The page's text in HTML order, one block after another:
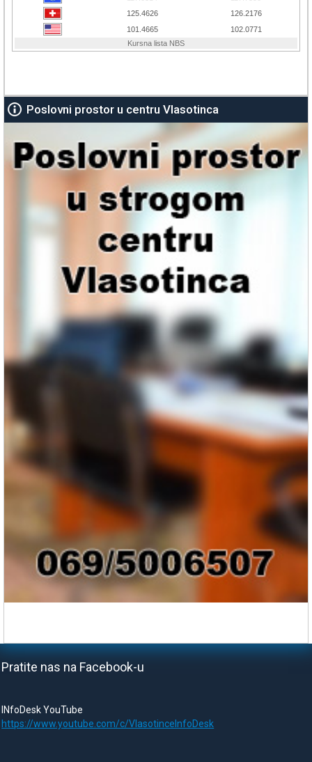
Poslovni prostor u centru Vlasotinca
Pratite nas na Facebook-u
INfoDesk YouTube
https://www.youtube.com/c/VlasotinceInfoDesk